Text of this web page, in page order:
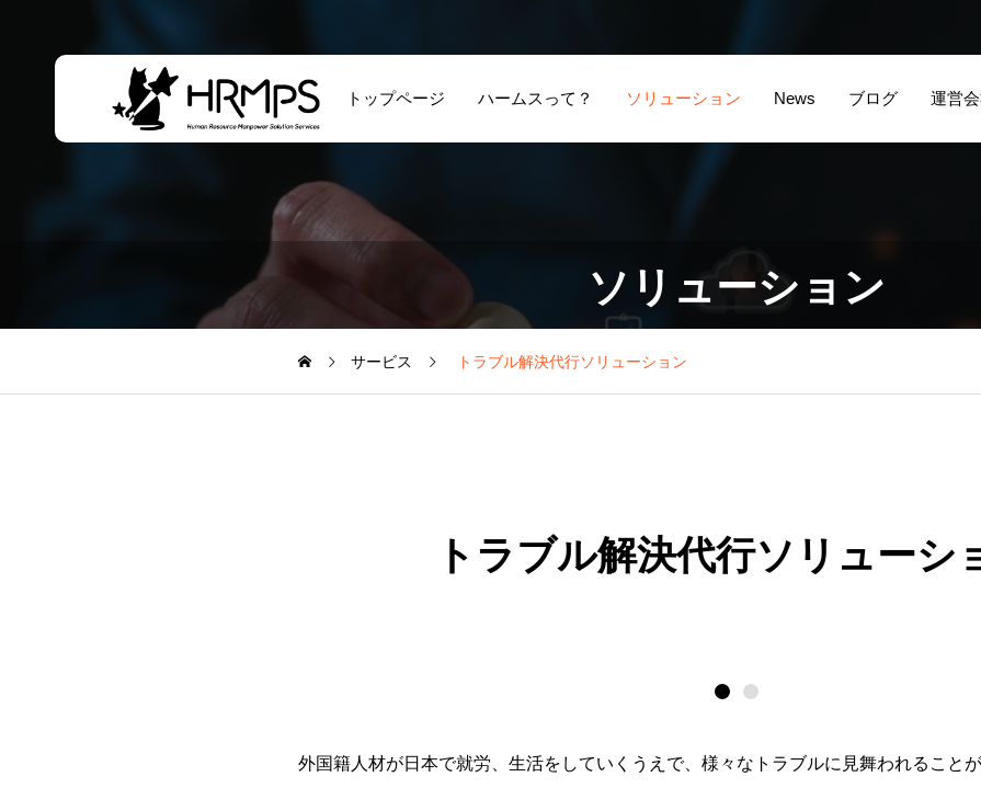
トップページ ハームスって？ ソリューション News ブログ 運営
海外人材直接採用
ソリューション
ビザ申請全部お任
せソリューション
ソリューション
サービス トラブル解決代行ソリューション
トラブル解決代行ソリューシ
外国籍人材が日本で就労、生活をしていくうえで、様々なトラブルに見舞われることが